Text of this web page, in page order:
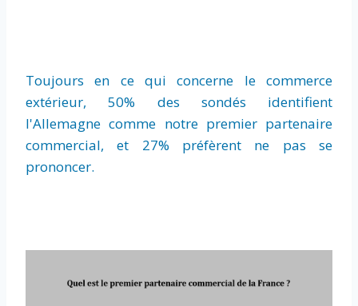
Toujours en ce qui concerne le commerce
extérieur, 50% des sondés identifient
l'Allemagne comme notre premier partenaire
commercial, et 27% préfèrent ne pas se
prononcer.